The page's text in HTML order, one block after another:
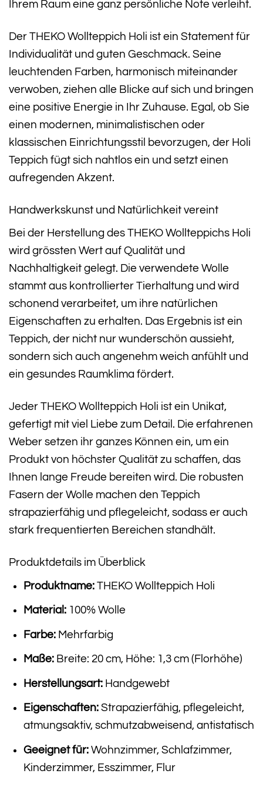
Ihrem Raum eine ganz persönliche Note verleiht.
Der THEKO Wollteppich Holi ist ein Statement für
Individualität und guten Geschmack. Seine
leuchtenden Farben, harmonisch miteinander
verwoben, ziehen alle Blicke auf sich und bringen
eine positive Energie in Ihr Zuhause. Egal, ob Sie
einen modernen, minimalistischen oder
klassischen Einrichtungsstil bevorzugen, der Holi
Teppich fügt sich nahtlos ein und setzt einen
aufregenden Akzent.
Handwerkskunst und Natürlichkeit vereint
Bei der Herstellung des THEKO Wollteppichs Holi
wird grössten Wert auf Qualität und
Nachhaltigkeit gelegt. Die verwendete Wolle
stammt aus kontrollierter Tierhaltung und wird
schonend verarbeitet, um ihre natürlichen
Eigenschaften zu erhalten. Das Ergebnis ist ein
Teppich, der nicht nur wunderschön aussieht,
sondern sich auch angenehm weich anfühlt und
ein gesundes Raumklima fördert.
Jeder THEKO Wollteppich Holi ist ein Unikat,
gefertigt mit viel Liebe zum Detail. Die erfahrenen
Weber setzen ihr ganzes Können ein, um ein
Produkt von höchster Qualität zu schaffen, das
Ihnen lange Freude bereiten wird. Die robusten
Fasern der Wolle machen den Teppich
strapazierfähig und pflegeleicht, sodass er auch
stark frequentierten Bereichen standhält.
Produktdetails im Überblick
Produktname:THEKO Wollteppich Holi
Material:100% Wolle
Farbe:Mehrfarbig
Maße:Breite: 20 cm, Höhe: 1,3 cm (Florhöhe)
Herstellungsart:Handgewebt
Eigenschaften:Strapazierfähig, pflegeleicht,
atmungsaktiv, schmutzabweisend, antistatisch
Geeignet für:Wohnzimmer, Schlafzimmer,
Kinderzimmer, Esszimmer, Flur